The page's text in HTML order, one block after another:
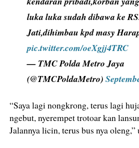
luka luka sudah dibawa ke
Jati,dihimbau kpd masy
pic.twitter.com/oeXgjj4TRC
— TMC Polda Metro Jaya
(@TMCPoldaMetro)
“Saya lagi nongkrong, terus lagi
ngebut, nyerempet trotoar kan
Jalannya licin, terus bus nya oleng,”